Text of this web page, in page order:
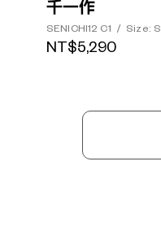
千一作
SENICHI12 C1 / Size: S
NT$5,290